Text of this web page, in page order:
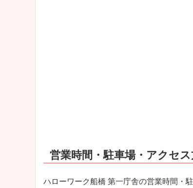
営業時間・駐車場・アクセ
ハローワーク船橋 第一庁舎の営業時間・